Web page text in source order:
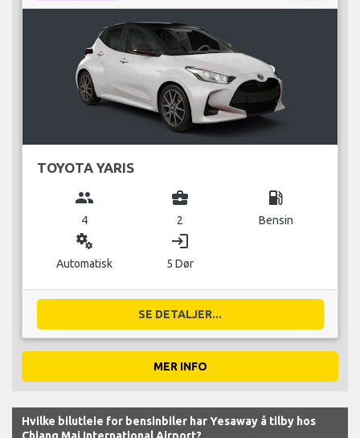
TOYOTA YARIS
group
4
business_center
2
local_gas_station
Bensin
miscellaneous_services
Automatisk
login
5 Dør
SE DETALJER...
MER INFO
Hvilke bilutleie for bensinbiler har Yesaway å tilby hos